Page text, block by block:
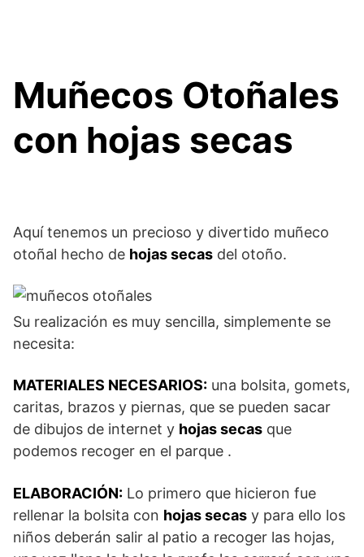
Muñecos Otoñales
con hojas secas
Aquí tenemos un precioso y divertido muñeco
otoñal hecho de hojas secas del otoño.
Su realización es muy sencilla, simplemente se
necesita:
MATERIALES NECESARIOS: una bolsita, gomets,
caritas, brazos y piernas, que se pueden sacar
de dibujos de internet y hojas secas que
podemos recoger en el parque .
ELABORACIÓN: Lo primero que hicieron fue
rellenar la bolsita con hojas secas y para ello los
niños deberán salir al patio a recoger las hojas,